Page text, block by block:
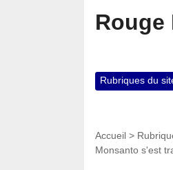
Rouge
Rubriques du
Accueil >
Monsanto s'est